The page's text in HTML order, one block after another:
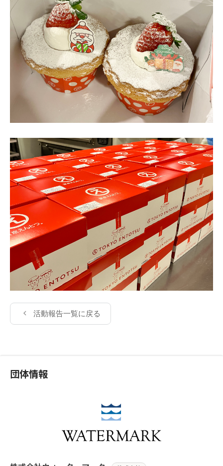
活動報告一覧に戻る
団体情報